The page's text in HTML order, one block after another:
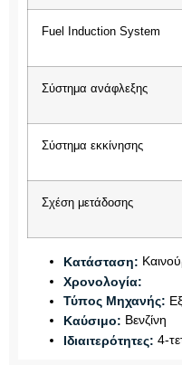
Fuel Induction System
Σύστημα ανάφλεξης
Σύστημα εκκίνησης
Σχέση μετάδοσης
Κατάσταση:
Χρονολογία:
Τύπος Μηχανής:
Καύσιμο: Βενζίνη
Ιδιαιτερότητες: 4-